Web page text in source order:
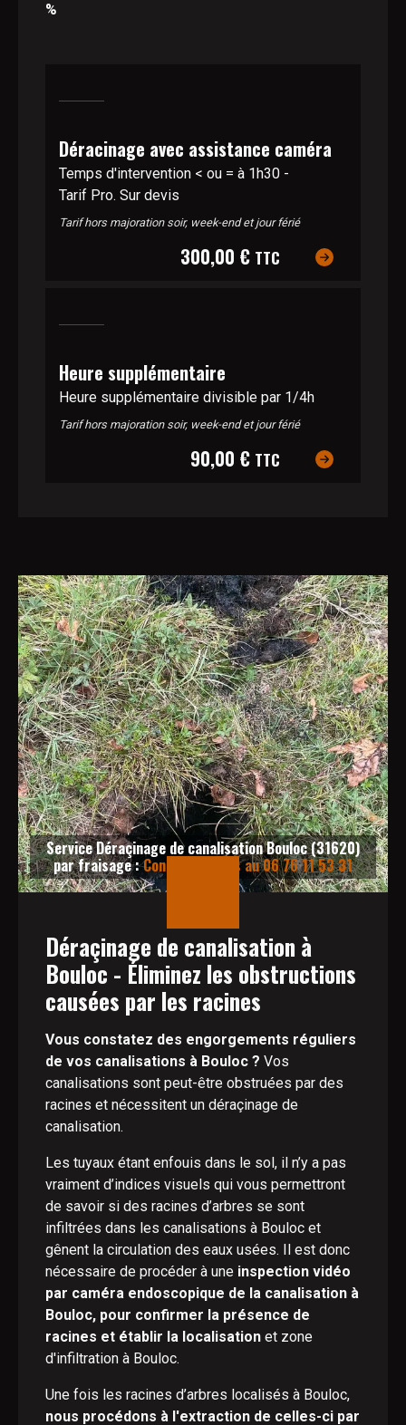
%
Déracinage avec assistance caméra
Temps d'intervention < ou = à 1h30 -
Tarif Pro. Sur devis
Tarif hors majoration soir, week-end et jour férié
300,00 € TTC
Heure supplémentaire
Heure supplémentaire divisible par 1/4h
Tarif hors majoration soir, week-end et jour férié
90,00 € TTC
Service Déraçinage de canalisation Bouloc (31620)
par fraisage :Contactez-nous au 06 76 11 53 31
Déraçinage de canalisation à
Bouloc - Éliminez les obstructions
causées par les racines
Vous constatez des engorgements réguliers
de vos canalisations à Bouloc ? Vos
canalisations sont peut-être obstruées par des
racines et nécessitent un déraçinage de
canalisation.
Les tuyaux étant enfouis dans le sol, il n’y a pas
vraiment d’indices visuels qui vous permettront
de savoir si des racines d’arbres se sont
infiltrées dans les canalisations à Bouloc et
gênent la circulation des eaux usées. Il est donc
nécessaire de procéder à une inspection vidéo
par caméra endoscopique de la canalisation à
Bouloc, pour confirmer la présence de
racines et établir la localisation et zone
d'infiltration à Bouloc.
Une fois les racines d’arbres localisés à Bouloc,
nous procédons à l'extraction de celles-ci par